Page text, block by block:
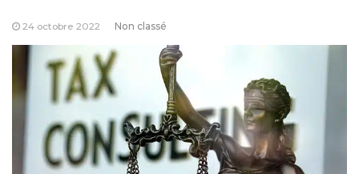
24 octobre 2022 Non classé